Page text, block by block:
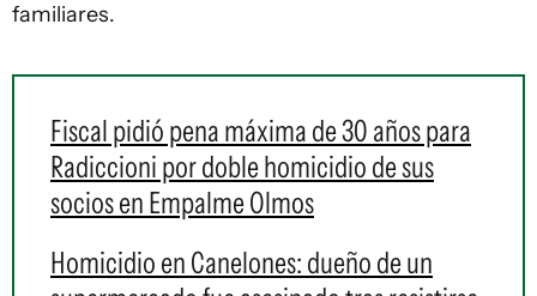
familiares.
Fiscal pidió pena máxima de 30 años para
Radiccioni por doble homicidio de sus
socios en Empalme Olmos
Homicidio en Canelones: dueño de un